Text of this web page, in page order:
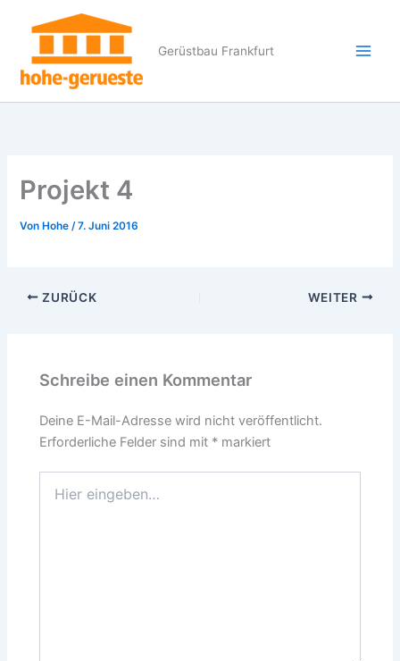
Inhalt
springen
Gerüstbau Frankfurt
Projekt 4
Von Hohe/7. Juni 2016
ZURÜCK WEITER
Schreibe einen Kommentar
Deine E-Mail-Adresse wird nicht veröffentlicht.
Erforderliche Felder sind mit * markiert
eingeben…